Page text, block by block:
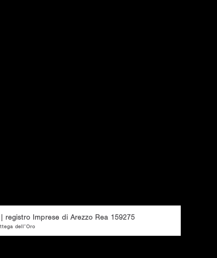
registro Imprese di Arezzo Rea 159275
dell’Oro